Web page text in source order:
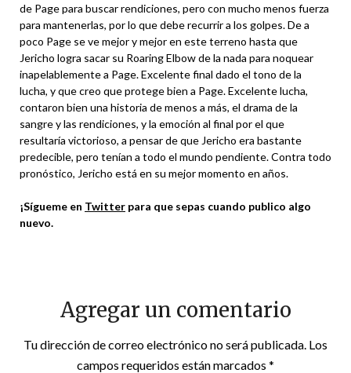
de Page para buscar rendiciones, pero con mucho menos fuerza
para mantenerlas, por lo que debe recurrir a los golpes. De a
poco Page se ve mejor y mejor en este terreno hasta que
Jericho logra sacar su Roaring Elbow de la nada para noquear
inapelablemente a Page. Excelente final dado el tono de la
lucha, y que creo que protege bien a Page. Excelente lucha,
contaron bien una historia de menos a más, el drama de la
sangre y las rendiciones, y la emoción al final por el que
resultaría victorioso, a pensar de que Jericho era bastante
predecible, pero tenían a todo el mundo pendiente. Contra todo
pronóstico, Jericho está en su mejor momento en años.
¡Sígueme en Twitter para que sepas cuando publico algo
nuevo.
Agregar un comentario
Tu dirección de correo electrónico no será publicada. Los
campos requeridos están marcados *